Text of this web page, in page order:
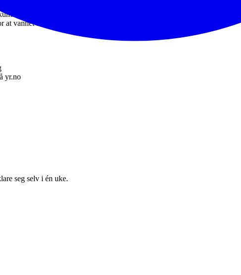
punktet. Sørg for at terrenget har fall fra husveggene
og følg det opp utover våren. Fjern kvister, gjenstander, grus og
vannet kan komme inn
yr.no
seg selv i én uke.